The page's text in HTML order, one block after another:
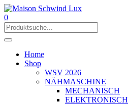
0
Home
Shop
WSV 2026
NÄHMASCHINE
MECHANISCH
ELEKTRONISCH